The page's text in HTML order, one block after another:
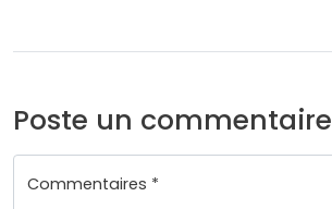
Poste un commentaire
Commentaires *